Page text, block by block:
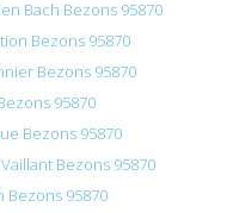
Bach Bezons 95870
Bezons 95870
Bezons 95870
95870
Bezons 95870
Bezons 95870
Bezons 95870